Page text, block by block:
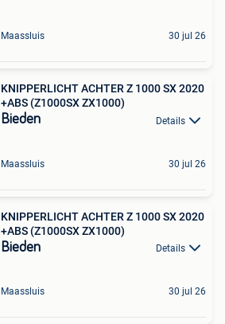
Maassluis 30 jul 26
KNIPPERLICHT ACHTER Z 1000 SX 2020
+ABS (Z1000SX ZX1000)
Bieden Details
Maassluis 30 jul 26
KNIPPERLICHT ACHTER Z 1000 SX 2020
+ABS (Z1000SX ZX1000)
Bieden Details
Maassluis 30 jul 26